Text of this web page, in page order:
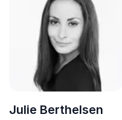
sund arbejdskultur, der kan
mærkes i hverdagen.
Julie Berthelsen